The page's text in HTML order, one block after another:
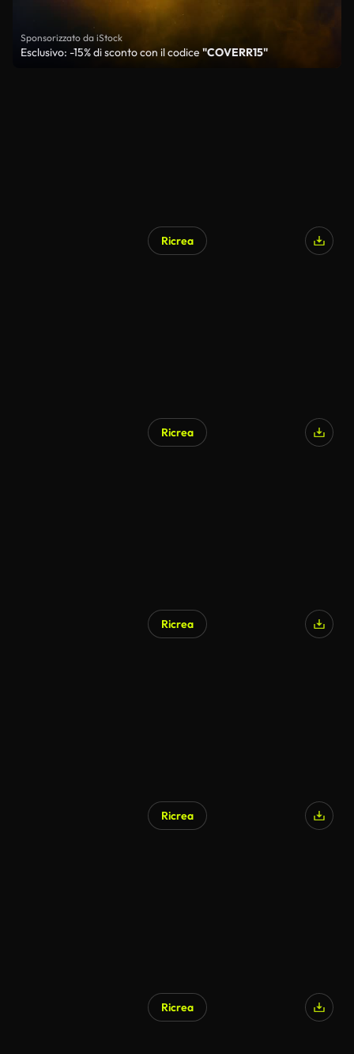
Sponsorizzato da iStock
Esclusivo: -15% di sconto con il codice "COVERR15"
Ricrea
Ricrea
Ricrea
Ricrea
Ricrea